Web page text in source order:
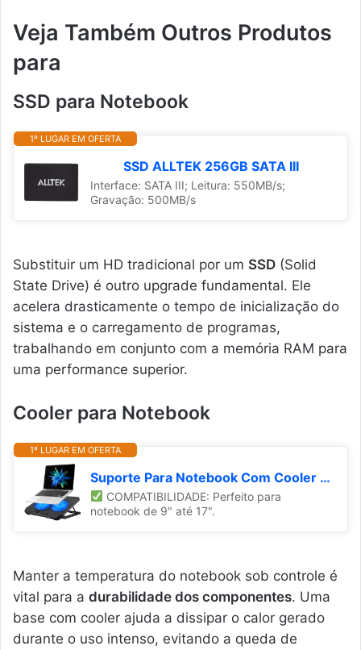
Veja Também Outros Produtos
para
SSD para Notebook
1º LUGAR EM OFERTA
SSD ALLTEK 256GB SATA III
Interface: SATA III; Leitura: 550MB/s;
Gravação: 500MB/s
Substituir um HD tradicional por um SSD (Solid
State Drive) é outro upgrade fundamental. Ele
acelera drasticamente o tempo de inicialização do
sistema e o carregamento de programas,
trabalhando em conjunto com a memória RAM para
uma performance superior.
Cooler para Notebook
1º LUGAR EM OFERTA
Suporte Para Notebook Com Cooler Duplo Silencioso Com 8 Níveis de Ajuste Ergonômico, Saída USB Adicional e Iluminação Interna Base Para Notebook de Até 17 Polegadas
COMPATIBILIDADE: Perfeito para
notebook de 9" até 17".
Manter a temperatura do notebook sob controle é
vital para a durabilidade dos componentes. Uma
base com cooler ajuda a dissipar o calor gerado
durante o uso intenso, evitando a queda de